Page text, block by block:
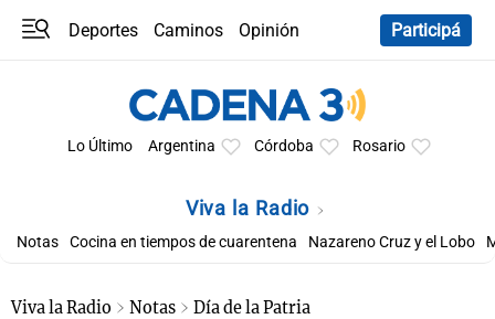
Deportes Caminos
Opinión
Participá
Lo Último Argentina Córdoba Rosario
Viva la Radio
Notas Cocina en tiempos de cuarentena Nazareno Cruz y el Lobo
Viva la Radio Notas Día de la Patria